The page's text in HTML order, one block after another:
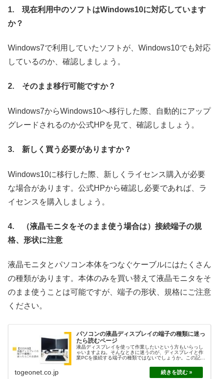
1. 現在利用中のソフトはWindows10に対応しています
か？
Windows7で利用していたソフトが、Windows10でも対応
しているのか、確認しましょう。
2. そのまま移行可能ですか？
Windows7からWindows10へ移行した際、自動的にアップ
グレードされるのか公式HPを見て、確認しましょう。
3. 新しく買う必要がありますか？
Windows10に移行した際、新しくライセンス購入が必要
な場合があります。公式HPから確認し必要であれば、ラ
イセンスを購入しましょう。
4. （液晶モニタをそのまま使う場合は）接続端子の規
格、形状に注意
液晶モニタとパソコン本体をつなぐケーブルにはたくさん
の種類があります。本体のみを買い替えて液晶モニタをそ
のまま使うことは可能ですが、端子の形状、規格にご注意
ください。
パソコンの液晶ディスプレイの端子の種類に迷っ
たら読むページ
液晶ディスプレイを使って作業したいという方もいらっし
ゃいますよね。そんなときに迷うのが、ディスプレイと作
業PCを接続する端子の種類ではないでしょうか。この記事
togeonet.co.jp